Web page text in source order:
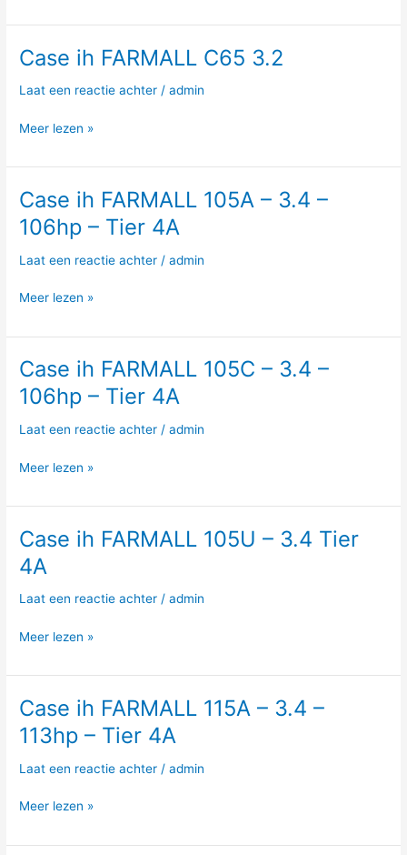
Case ih FARMALL C65 3.2
Laat een reactie achter /admin
Case
FARMALL
3.2
Meer lezen »
Case ih FARMALL 105A – 3.4 –
106hp – Tier 4A
Laat een reactie achter /admin
Case
ih
FARMALL
105A
3.4
106hp
Tier
4A
Meer lezen »
Case ih FARMALL 105C – 3.4 –
106hp – Tier 4A
Laat een reactie achter /admin
Case
ih
FARMALL
105C
3.4
106hp
Tier
4A
Meer lezen »
Case ih FARMALL 105U – 3.4 Tier
4A
Laat een reactie achter /admin
Case
ih
FARMALL
105U
3.4
4A
Meer lezen »
Case ih FARMALL 115A – 3.4 –
113hp – Tier 4A
Laat een reactie achter /admin
Case
ih
FARMALL
115A
3.4
113hp
Meer lezen »